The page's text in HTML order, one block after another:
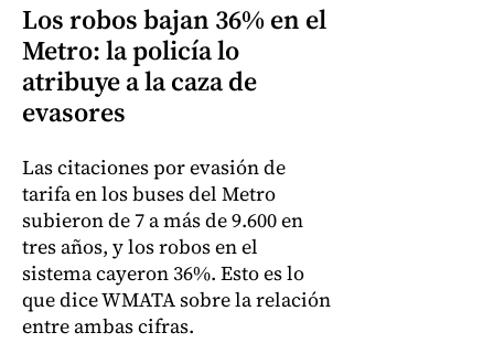
Los robos bajan 36% en el
Metro: la policía lo
atribuye a la caza de
evasores
Las citaciones por evasión de
tarifa en los buses del Metro
subieron de 7 a más de 9.600 en
tres años, y los robos en el
sistema cayeron 36%. Esto es lo
que dice WMATA sobre la relación
entre ambas cifras.